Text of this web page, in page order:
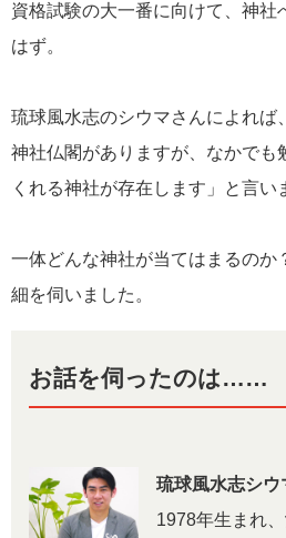
るコツを聞く。
資格試験の大一番に向けて、神社
はず。
琉球風水志のシウマさんによれば
神社仏閣がありますが、なかでも
くれる神社が存在します」と言い
一体どんな神社が当てはまるのか
細を伺いました。
お話を伺ったのは……
琉球風水志シウ
1978年生まれ